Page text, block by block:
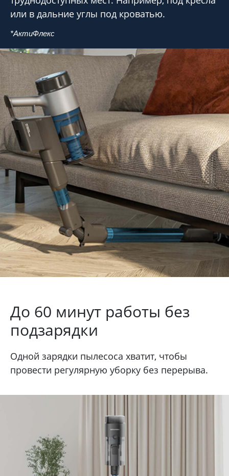
или в дальние углы под кроватью.
*АктиФлекс
До 60 минут работы без
подзарядки
Одной зарядки пылесоса хватит, чтобы
провести регулярную уборку без перерыва.